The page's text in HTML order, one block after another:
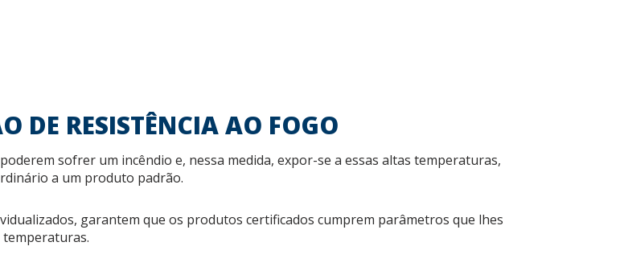
DE RESISTÊNCIA AO FOGO
sofrer um incêndio e, nessa medida, expor-se a essas altas temperaturas,
a um produto padrão.
garantem que os produtos certificados cumprem parâmetros que lhes